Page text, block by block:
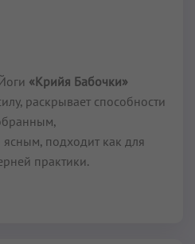
«Крийя Бабочки»
раскрывает способности
подходит как для
практики.